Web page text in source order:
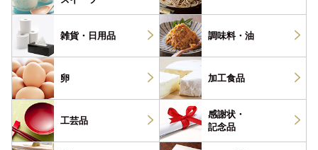
雑貨・ 日用品 調味料・ 油
卵 加工食品
工芸品
感謝状・
記念品